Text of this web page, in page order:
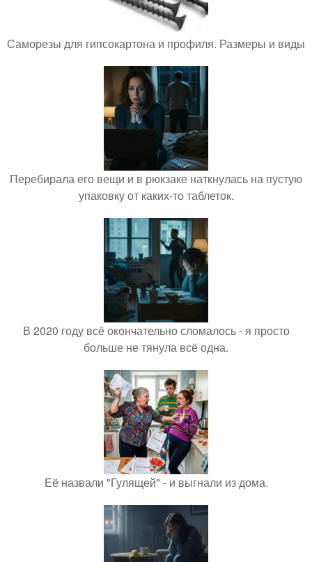
Саморезы для гипсокартона и профиля. Размеры и виды
Перебирала его вещи и в рюкзаке наткнулась на пустую
упаковку от каких-то таблеток.
В 2020 году всё окончательно сломалось - я просто
больше не тянула всё одна.
Её назвали "Гулящей" - и выгнали из дома.